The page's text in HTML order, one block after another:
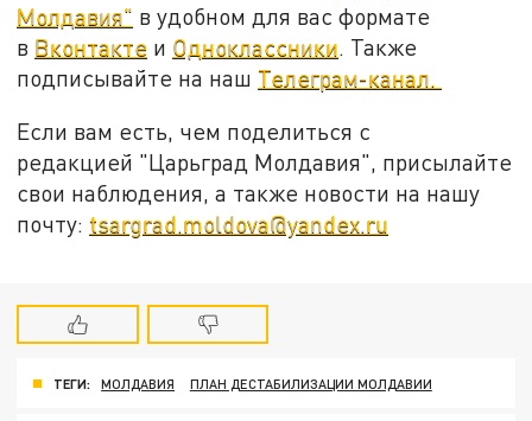
Молдавия" в удобном для вас формате
в Вконтакте и Одноклассники . Также
подписывайте на наш Телеграм-канал.
Если вам есть, чем поделиться с
редакцией "Царьград Молдавия", присылайте
свои наблюдения, а также новости на нашу
почту: tsargrad.moldova@yandex.ru
ТЕГИ: МОЛДАВИЯ ПЛАН ДЕСТАБИЛИЗАЦИИ МОЛДАВИИ